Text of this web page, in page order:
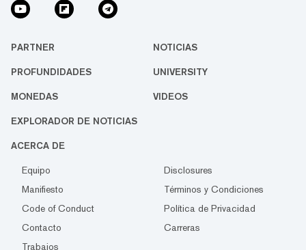
PARTNER NOTICIAS
PROFUNDIDADES UNIVERSITY
MONEDAS VIDEOS
EXPLORADOR DE NOTICIAS
ACERCA DE
Equipo
Disclosures
Manifiesto
Términos y Condiciones
Code of Conduct
Política de Privacidad
Contacto
Carreras
Trabajos